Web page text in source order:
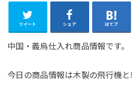
ツイート シェア はてブ
中国・義烏仕入れ商品情報です。
今日の商品情報は木製の飛行機と